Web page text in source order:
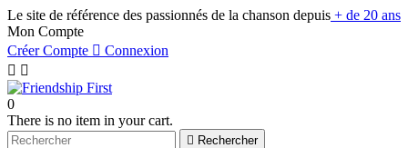
Le site de référence des passionnés de la chanson depuis + de 20 ans
Mon Compte
Créer Compte  Connexion
 
0
There is no item in your cart.
 Rechercher